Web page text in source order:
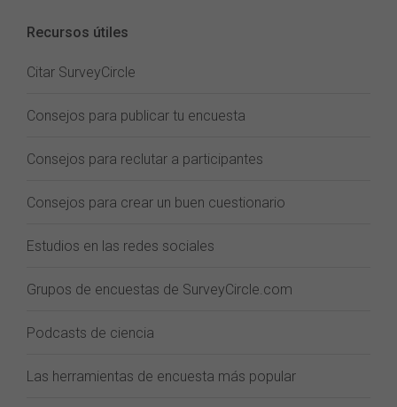
Recursos útiles
Citar SurveyCircle
Consejos para publicar tu encuesta
Consejos para reclutar a participantes
Consejos para crear un buen cuestionario
Estudios en las redes sociales
Grupos de encuestas de SurveyCircle.com
Podcasts de ciencia
Las herramientas de encuesta más popular